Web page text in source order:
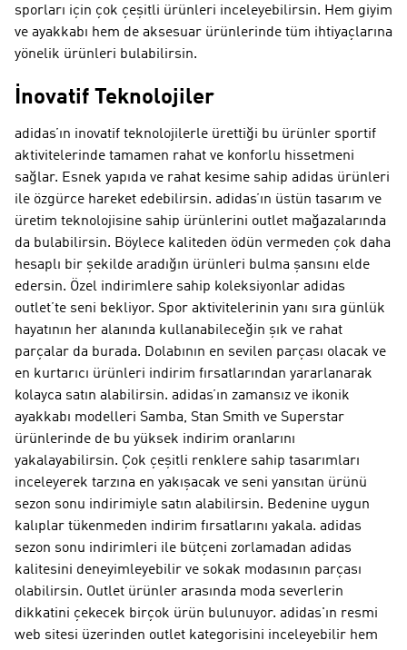
sporları için çok çeşitli ürünleri inceleyebilirsin. Hem giyim
ve ayakkabı hem de aksesuar ürünlerinde tüm ihtiyaçlarına
yönelik ürünleri bulabilirsin.
İnovatif Teknolojiler
adidas’ın inovatif teknolojilerle ürettiği bu ürünler sportif
aktivitelerinde tamamen rahat ve konforlu hissetmeni
sağlar. Esnek yapıda ve rahat kesime sahip adidas ürünleri
ile özgürce hareket edebilirsin. adidas’ın üstün tasarım ve
üretim teknolojisine sahip ürünlerini outlet mağazalarında
da bulabilirsin. Böylece kaliteden ödün vermeden çok daha
hesaplı bir şekilde aradığın ürünleri bulma şansını elde
edersin. Özel indirimlere sahip koleksiyonlar adidas
outlet’te seni bekliyor. Spor aktivitelerinin yanı sıra günlük
hayatının her alanında kullanabileceğin şık ve rahat
parçalar da burada. Dolabının en sevilen parçası olacak ve
en kurtarıcı ürünleri indirim fırsatlarından yararlanarak
kolayca satın alabilirsin. adidas’ın zamansız ve ikonik
ayakkabı modelleri Samba, Stan Smith ve Superstar
ürünlerinde de bu yüksek indirim oranlarını
yakalayabilirsin. Çok çeşitli renklere sahip tasarımları
inceleyerek tarzına en yakışacak ve seni yansıtan ürünü
sezon sonu indirimiyle satın alabilirsin. Bedenine uygun
kalıplar tükenmeden indirim fırsatlarını yakala. adidas
sezon sonu indirimleri ile bütçeni zorlamadan adidas
kalitesini deneyimleyebilir ve sokak modasının parçası
olabilirsin. Outlet ürünler arasında moda severlerin
dikkatini çekecek birçok ürün bulunuyor. adidas'ın resmi
web sitesi üzerinden outlet kategorisini inceleyebilir hem